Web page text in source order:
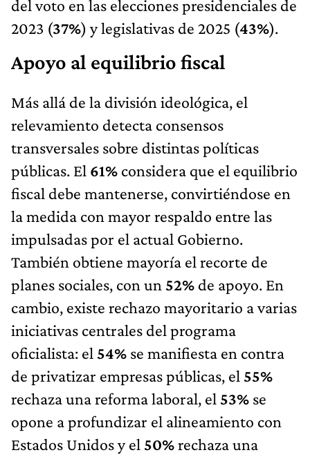
del voto en las elecciones presidenciales de
2023 (37%) y legislativas de 2025 (43%).
Apoyo al equilibrio fiscal
Más allá de la división ideológica, el
relevamiento detecta consensos
transversales sobre distintas políticas
públicas. El 61% considera que el equilibrio
fiscal debe mantenerse, convirtiéndose en
la medida con mayor respaldo entre las
impulsadas por el actual Gobierno.
También obtiene mayoría el recorte de
planes sociales, con un 52% de apoyo. En
cambio, existe rechazo mayoritario a varias
iniciativas centrales del programa
oficialista: el 54% se manifiesta en contra
de privatizar empresas públicas, el 55%
rechaza una reforma laboral, el 53% se
opone a profundizar el alineamiento con
Estados Unidos y el 50%rechaza una